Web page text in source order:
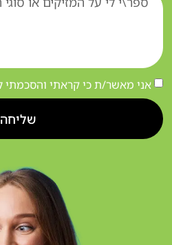
אני מאשר/ת כי קראתי והסכמתי
שליחה